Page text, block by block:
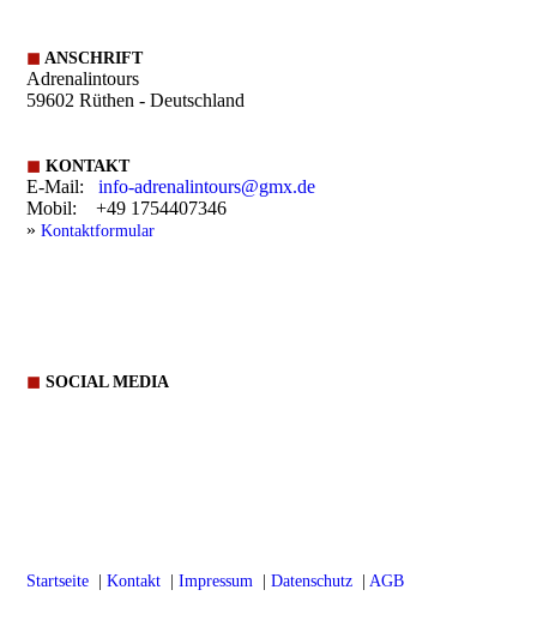
◼ ANSCHRIFT
Adrenalintours
59602 Rüthen - Deutschland
◼ KONTAKT
E-Mail:info-adrenalintours@gmx.de
Mobil: +49 1754407346
»Kontaktformular
◼ SOCIAL MEDIA
Startseite |Kontakt |Impressum |Datenschutz |AGB